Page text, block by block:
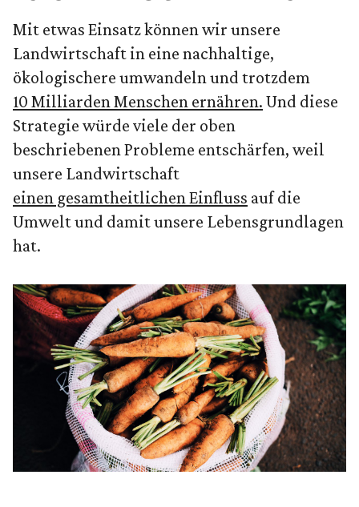
Mit etwas Einsatz können wir unsere
Landwirtschaft in eine nachhaltige,
ökologischere umwandeln und trotzdem
10 Milliarden Menschen ernähren. Und diese
Strategie würde viele der oben
beschriebenen Probleme entschärfen, weil
unsere Landwirtschaft
einen gesamtheitlichen Einfluss auf die
Umwelt und damit unsere Lebensgrundlagen
hat.